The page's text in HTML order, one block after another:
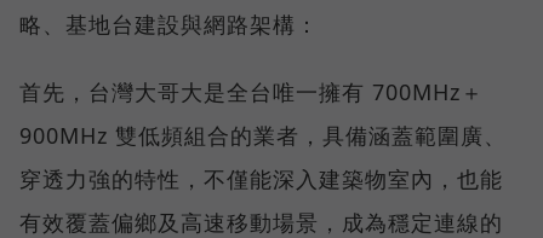
略、基地台建設與網路架構：
首先，台灣大哥大是全台唯一擁有 700MHz＋
900MHz 雙低頻組合的業者，具備涵蓋範圍廣、
穿透力強的特性，不僅能深入建築物室內，也能
有效覆蓋偏鄉及高速移動場景，成為穩定連線的